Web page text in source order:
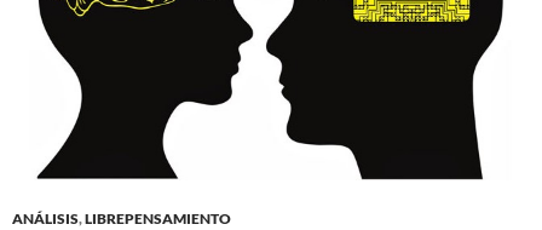
ANÁLISIS,LIBREPENSAMIENTO